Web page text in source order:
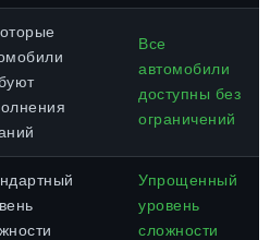
Все
автомобили
доступны без
ограничений
Упрощенный
уровень
сложности